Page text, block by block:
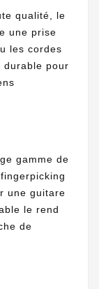
qualité, le
une prise
les cordes
durable pour
gamme de
une guitare
le rend
de